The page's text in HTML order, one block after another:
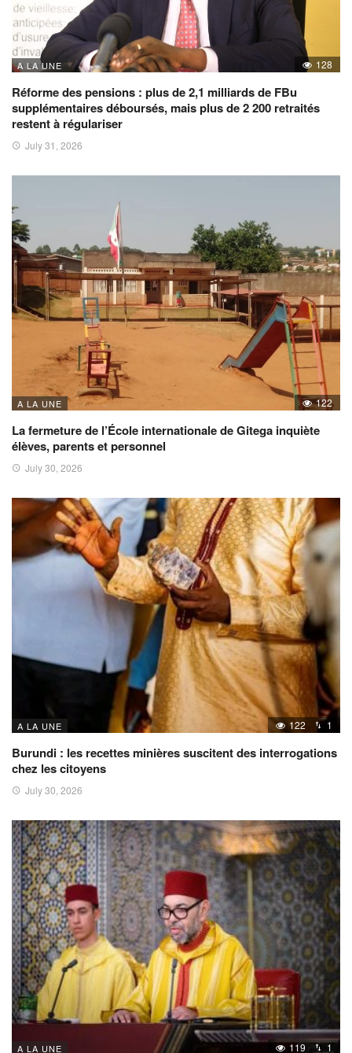
A LA UNE 128
Réforme des pensions : plus de 2,1 milliards de FBu
supplémentaires déboursés, mais plus de 2 200 retraités
restent à régulariser
July 31, 2026
A LA UNE 122
La fermeture de l’École internationale de Gitega inquiète
élèves, parents et personnel
July 30, 2026
A LA UNE 122 1
Burundi : les recettes minières suscitent des interrogations
chez les citoyens
July 30, 2026
A LA UNE 119 1